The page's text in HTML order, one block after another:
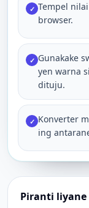
✓ Tempel
browser.
✓ Gunakake
yen warna
dituju.
✓ Konverter
ing
Piranti liyane